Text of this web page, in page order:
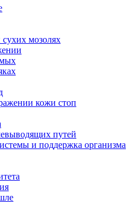
мозолях
кожи стоп
путей
и поддержка организма